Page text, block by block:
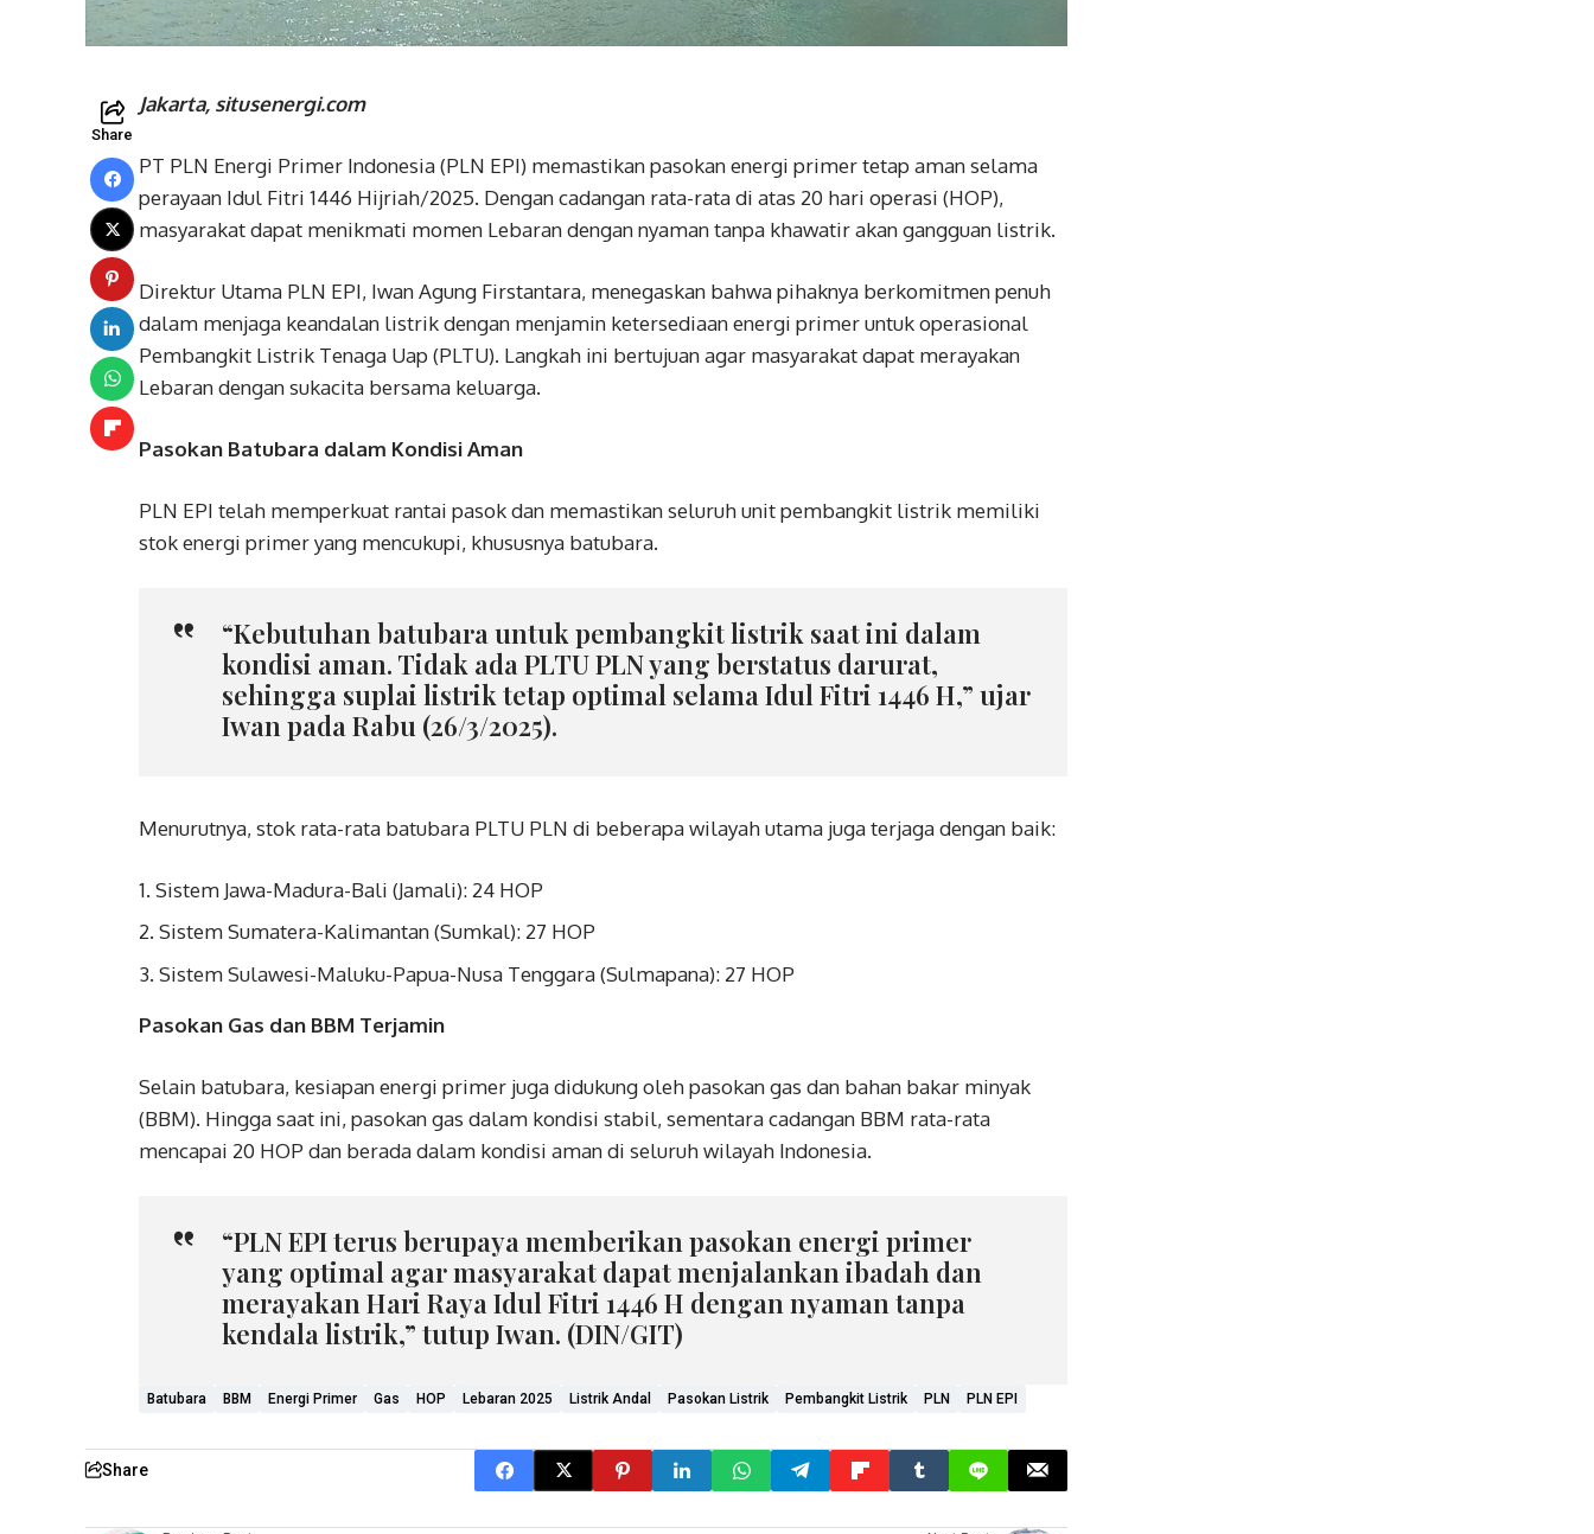
Share
Jakarta, situsenergi.com
PT PLN Energi Primer Indonesia (PLN EPI) memastikan pasokan energi primer tetap aman selama
perayaan Idul Fitri 1446 Hijriah/2025. Dengan cadangan rata-rata di atas 20 hari operasi (HOP),
masyarakat dapat menikmati momen Lebaran dengan nyaman tanpa khawatir akan gangguan listrik.
Direktur Utama PLN EPI, Iwan Agung Firstantara, menegaskan bahwa pihaknya berkomitmen penuh
dalam menjaga keandalan listrik dengan menjamin ketersediaan energi primer untuk operasional
Pembangkit Listrik Tenaga Uap (PLTU). Langkah ini bertujuan agar masyarakat dapat merayakan
Lebaran dengan sukacita bersama keluarga.
Pasokan Batubara dalam Kondisi Aman
PLN EPI telah memperkuat rantai pasok dan memastikan seluruh unit pembangkit listrik memiliki
stok energi primer yang mencukupi, khususnya batubara.
“Kebutuhan batubara untuk pembangkit listrik saat ini dalam
kondisi aman. Tidak ada PLTU PLN yang berstatus darurat,
sehingga suplai listrik tetap optimal selama Idul Fitri 1446 H,” ujar
Iwan pada Rabu (26/3/2025).
Menurutnya, stok rata-rata batubara PLTU PLN di beberapa wilayah utama juga terjaga dengan baik:
Sistem Jawa-Madura-Bali (Jamali): 24 HOP
Sistem Sumatera-Kalimantan (Sumkal): 27 HOP
Sistem Sulawesi-Maluku-Papua-Nusa Tenggara (Sulmapana): 27 HOP
Pasokan Gas dan BBM Terjamin
Selain batubara, kesiapan energi primer juga didukung oleh pasokan gas dan bahan bakar minyak
(BBM). Hingga saat ini, pasokan gas dalam kondisi stabil, sementara cadangan BBM rata-rata
mencapai 20 HOP dan berada dalam kondisi aman di seluruh wilayah Indonesia.
“PLN EPI terus berupaya memberikan pasokan energi primer
yang optimal agar masyarakat dapat menjalankan ibadah dan
merayakan Hari Raya Idul Fitri 1446 H dengan nyaman tanpa
kendala listrik,” tutup Iwan. (DIN/GIT)
Batubara BBM Energi Primer Gas HOP Lebaran 2025 Listrik Andal Pasokan Listrik Pembangkit Listrik PLN PLN EPI
Share